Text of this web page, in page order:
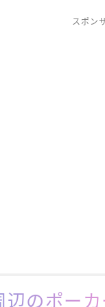
スポン
辺のポー